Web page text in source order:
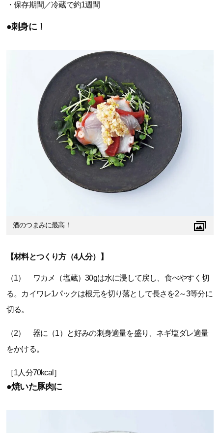
・保存期間／冷蔵で約1週間
●刺身に！
酒のつまみに最高！
【材料とつくり方（4人分）】
（1） ワカメ（塩蔵）30gは水に浸して戻し、食べやすく切
る。カイワレ1パックは根元を切り落として長さを2～3等分に
切る。
（2） 器に（1）と好みの刺身適量を盛り、ネギ塩ダレ適量
をかける。
［1人分70kcal］
●焼いた豚肉に